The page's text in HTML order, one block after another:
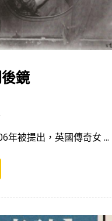
鏡
年被提出，英國傳奇女 ...